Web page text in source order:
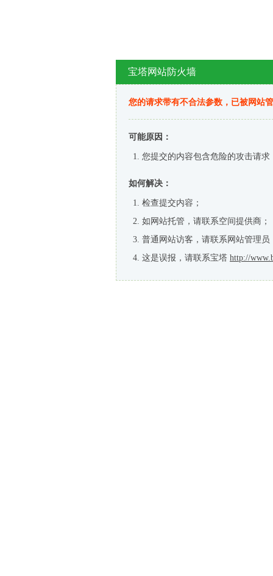
宝塔网站防火墙
您的请求带有不合法参数，已被网站
可能原因：
您提交的内容包含危险的攻击请求
如何解决：
检查提交内容；
如网站托管，请联系空间提供商；
普通网站访客，请联系网站管理员
这是误报，请联系宝塔 http://